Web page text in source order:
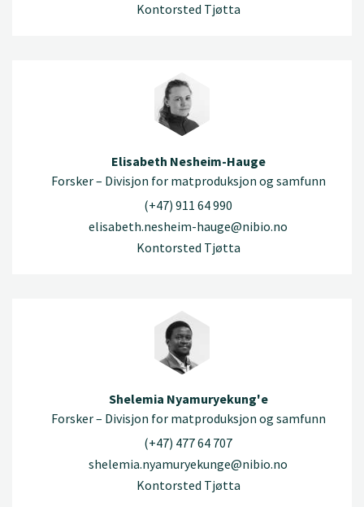
Kontorsted Tjøtta
Elisabeth Nesheim-Hauge
Forsker – Divisjon for matproduksjon og samfunn
(+47) 911 64 990
elisabeth.nesheim-hauge@nibio.no
Kontorsted Tjøtta
Shelemia Nyamuryekung'e
Forsker – Divisjon for matproduksjon og samfunn
(+47) 477 64 707
shelemia.nyamuryekunge@nibio.no
Kontorsted Tjøtta